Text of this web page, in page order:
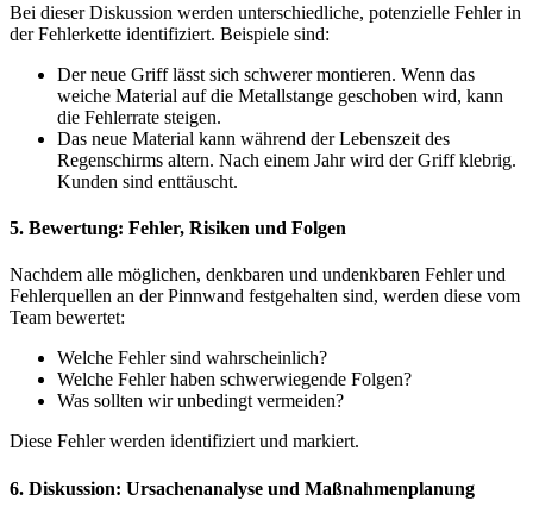
Bei dieser Diskussion werden unterschiedliche, potenzielle Fehler in
der Fehlerkette identifiziert. Beispiele sind:
Der neue Griff lässt sich schwerer montieren. Wenn das
weiche Material auf die Metallstange geschoben wird, kann
die Fehlerrate steigen.
Das neue Material kann während der Lebenszeit des
Regenschirms altern. Nach einem Jahr wird der Griff klebrig.
Kunden sind enttäuscht.
5. Bewertung: Fehler, Risiken und Folgen
Nachdem alle möglichen, denkbaren und undenkbaren Fehler und
Fehlerquellen an der Pinnwand festgehalten sind, werden diese vom
Team bewertet:
Welche Fehler sind wahrscheinlich?
Welche Fehler haben schwerwiegende Folgen?
Was sollten wir unbedingt vermeiden?
Diese Fehler werden identifiziert und markiert.
6. Diskussion: Ursachenanalyse und Maßnahmenplanung